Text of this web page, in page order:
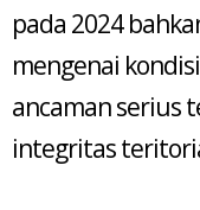
pada 2024
mengenai
ancaman serius
integritas